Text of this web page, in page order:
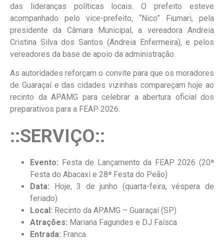
das lideranças políticas locais. O prefeito esteve
acompanhado pelo vice-prefeito, “Nico” Fiumari, pela
presidente da Câmara Municipal, a vereadora Andreia
Cristina Silva dos Santos (Andreia Enfermeira), e pelos
vereadores da base de apoio da administração.
As autoridades reforçam o convite para que os moradores
de Guaraçaí e das cidades vizinhas compareçam hoje ao
recinto da APAMG para celebrar a abertura oficial dos
preparativos para a FEAP 2026.
::SERVIÇO::
Evento: Festa de Lançamento da FEAP 2026 (20ª
Festa do Abacaxi e 28ª Festa do Peão)
Data: Hoje, 3 de junho (quarta-feira, véspera de
feriado)
Local: Recinto da APAMG – Guaraçaí (SP)
Atrações: Mariana Fagundes e DJ Faísca
Entrada: Franca